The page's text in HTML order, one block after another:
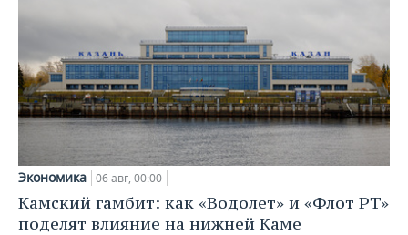
Экономика 06 авг, 00:00
Камский гамбит: как «Водолет» и «Флот РТ»
поделят влияние на нижней Каме